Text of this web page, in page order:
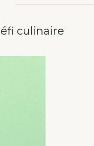
culinaire